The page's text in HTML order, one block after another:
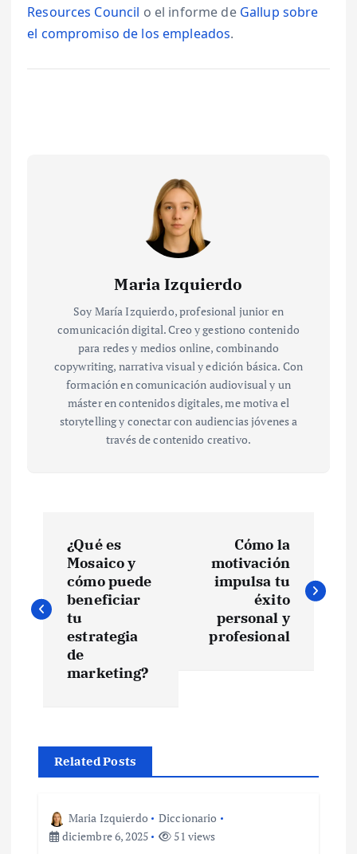
Resources Council o el informe de Gallup sobre
el compromiso de los empleados.
Maria Izquierdo
Soy María Izquierdo, profesional junior en
comunicación digital. Creo y gestiono contenido
para redes y medios online, combinando
copywriting, narrativa visual y edición básica. Con
formación en comunicación audiovisual y un
máster en contenidos digitales, me motiva el
storytelling y conectar con audiencias jóvenes a
través de contenido creativo.
v
¿Qué es
Mosaico y
cómo puede
beneficiar
tu
estrategia
de
marketing?
Cómo la
motivación
impulsa tu
éxito
personal y
profesional
Related Posts
Maria Izquierdo
Diccionario
diciembre 6, 2025
51 views